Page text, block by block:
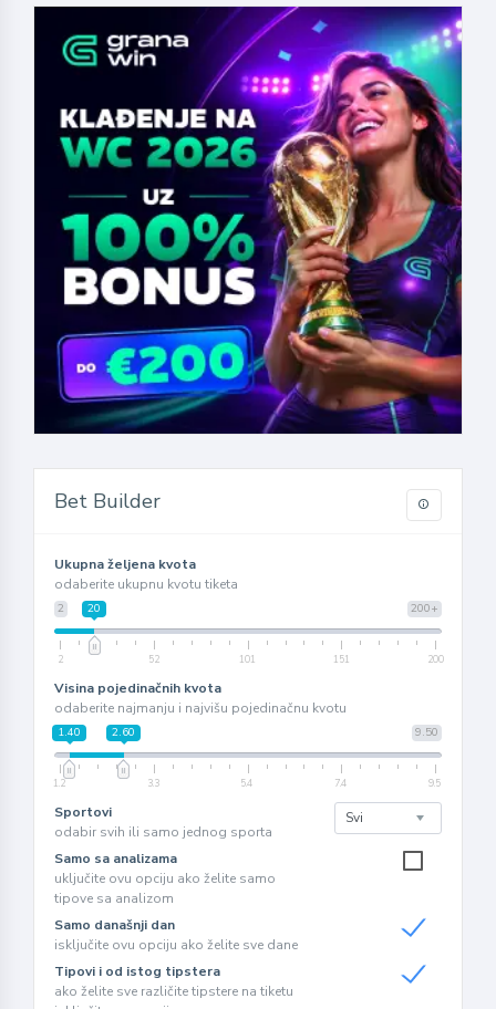
Bet Builder
Ukupna željena kvota
odaberite ukupnu kvotu tiketa
2 200+
20
2 52 101 151 200
Visina pojedinačnih kvota
odaberite najmanju i najvišu pojedinačnu kvotu
9.50
1.40 2.60
1.2 3.3 5.4 7.4 9.5
Sportovi
odabir svih ili samo jednog sporta
Samo sa analizama
uključite ovu opciju ako želite samo
tipove sa analizom
Samo današnji dan
isključite ovu opciju ako želite sve dane
Tipovi i od istog tipstera
ako želite sve različite tipstere na tiketu